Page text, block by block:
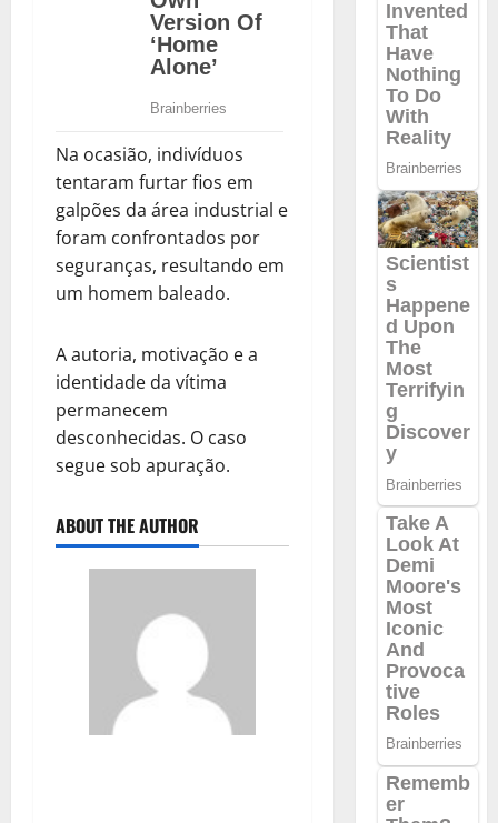
Na ocasião, indivíduos
tentaram furtar fios em
galpões da área industrial e
foram confrontados por
seguranças, resultando em
um homem baleado.
A autoria, motivação e a
identidade da vítima
permanecem
desconhecidas. O caso
segue sob apuração.
ABOUT THE AUTHOR